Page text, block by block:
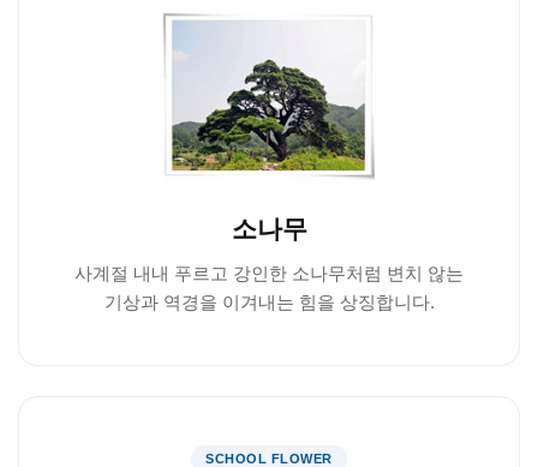
소나무
사계절 내내 푸르고 강인한 소나무처럼 변치 않는
기상과 역경을 이겨내는 힘을 상징합니다.
SCHOOL FLOWER